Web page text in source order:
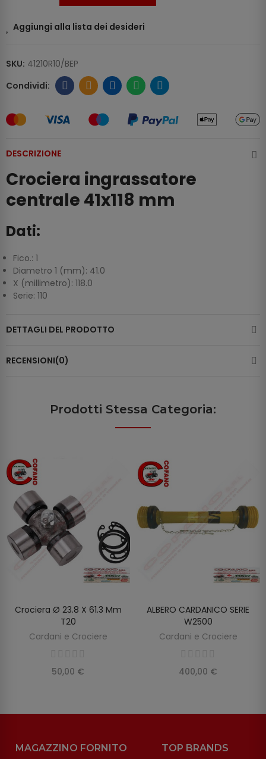
Aggiungi alla lista dei desideri
SKU: 41210R10/BEP
DESCRIZIONE
Crociera ingrassatore
centrale 41x118 mm
Dati:
Fico.: 1
Diametro 1 (mm): 41.0
X (millimetro): 118.0
Serie: 110
DETTAGLI DEL PRODOTTO
RECENSIONI(0)
Prodotti Stessa Categoria:
AGGIUNGI AL CARRELLO
Crociera Ø 23.8 X 61.3 Mm
T20
Cardani e Crociere
50,00 €
AGGIUNGI AL CARRELLO
ALBERO CARDANICO SERIE
W2500
Cardani e Crociere
400,00 €
MAGAZZINO FORNITO TOP BRANDS